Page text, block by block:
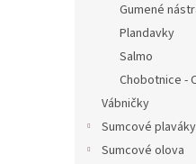
Gumené
Plandavky
Salmo
Chobotnice -
Vábničky
Sumcové plaváky
Sumcové olova